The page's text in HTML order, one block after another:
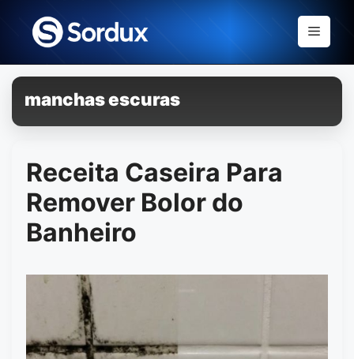
content
Menu
manchas escuras
Receita Caseira Para
Remover Bolor do
Banheiro